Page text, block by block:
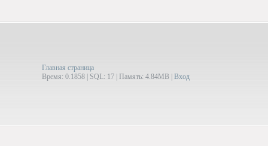
Главная страница
Время: 0.1858 | SQL: 17 | Память: 4.84MB Вход